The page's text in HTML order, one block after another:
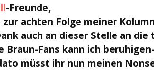
-Freunde,
achten Folge meiner
auch an dieser Stelle an
Braun-Fans kann ich
müsst ihr nun meinen